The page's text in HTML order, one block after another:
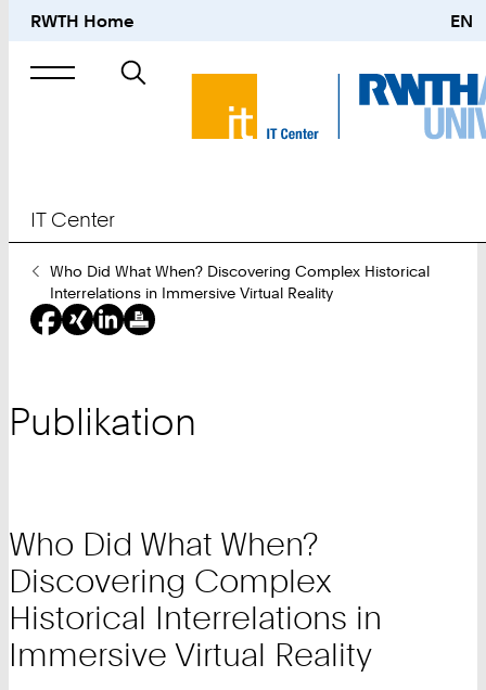
RWTH Home EN
Suche
nach
IT Center
Sie
sind
hier:
Who Did What When? Discovering Complex Historical
Interrelations in Immersive Virtual Reality
Publikation
Who Did What When?
Discovering Complex
Historical Interrelations in
Immersive Virtual Reality